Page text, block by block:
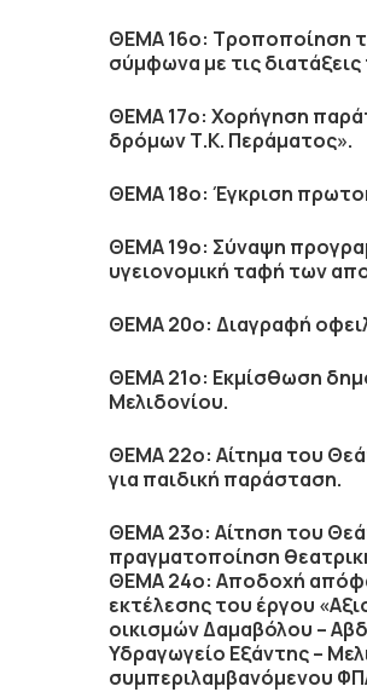
ΘΕΜΑ 16ο: Τροποποίηση
σύμφωνα με τις
ΘΕΜΑ 17ο: Χορήγηση
δρόμων Τ.Κ. Περάματος».
ΘΕΜΑ 18ο: Έγκριση
ΘΕΜΑ 19ο: Σύναψη
υγειονοµική ταφή των
ΘΕΜΑ 20ο: Διαγραφή
ΘΕΜΑ 21ο: Εκμίσθωση
Μελιδονίου.
ΘΕΜΑ 22ο: Αίτημα του
για παιδική παράσταση.
ΘΕΜΑ 23ο: Αίτηση του
πραγματοποίηση
ΘΕΜΑ 24ο: Αποδοχή
εκτέλεσης του έργου
οικισμών Δαμαβόλου –
Υδραγωγείο Εξάντης –
συμπεριλαμβανόμενου